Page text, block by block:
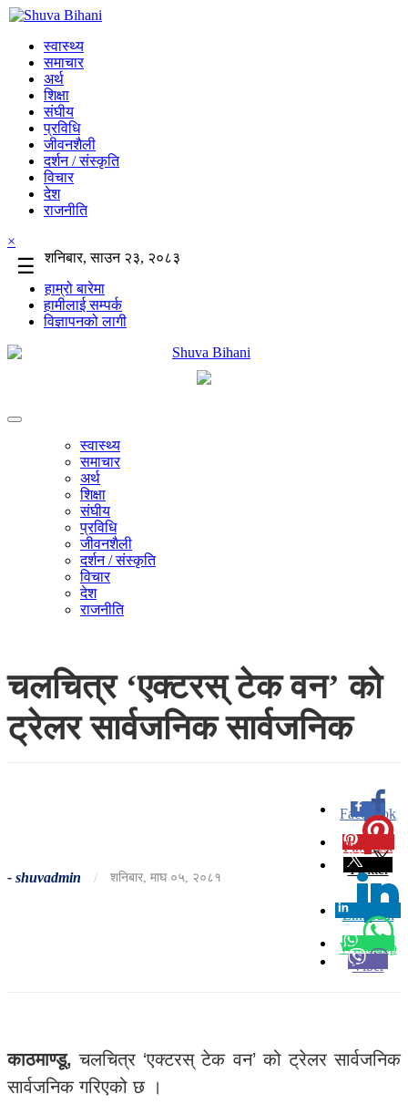
स्वास्थ्य
समाचार
अर्थ
शिक्षा
संघीय
प्रविधि
जीवनशैली
दर्शन / संस्कृति
विचार
देश
राजनीति
×
☰
शनिबार, साउन २३, २०८३
हाम्रो बारेमा
हामीलाई सम्पर्क
विज्ञापनको लागी
स्वास्थ्य
समाचार
अर्थ
शिक्षा
संघीय
प्रविधि
जीवनशैली
दर्शन / संस्कृति
विचार
देश
राजनीति
चलचित्र ‘एक्टरस् टेक वन’ को
ट्रेलर सार्वजनिक सार्वजनिक
- shuvadmin / शनिबार, माघ ०५, २०८१
Facebook
0
Pinterest
Twitter
Linkedin
0
Whatsapp
Viber
काठमाण्डू, चलचित्र ‘एक्टरस् टेक वन’ को ट्रेलर सार्वजनिक
सार्वजनिक गरिएको छ ।